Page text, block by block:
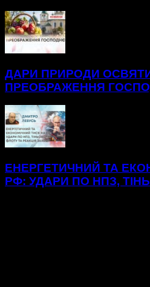
ДАРИ ПРИРОДИ
ПРЕОБРАЖЕННЯ
ЕНЕРГЕТИЧНИЙ ТА
РФ: УДАРИ ПО НПЗ,